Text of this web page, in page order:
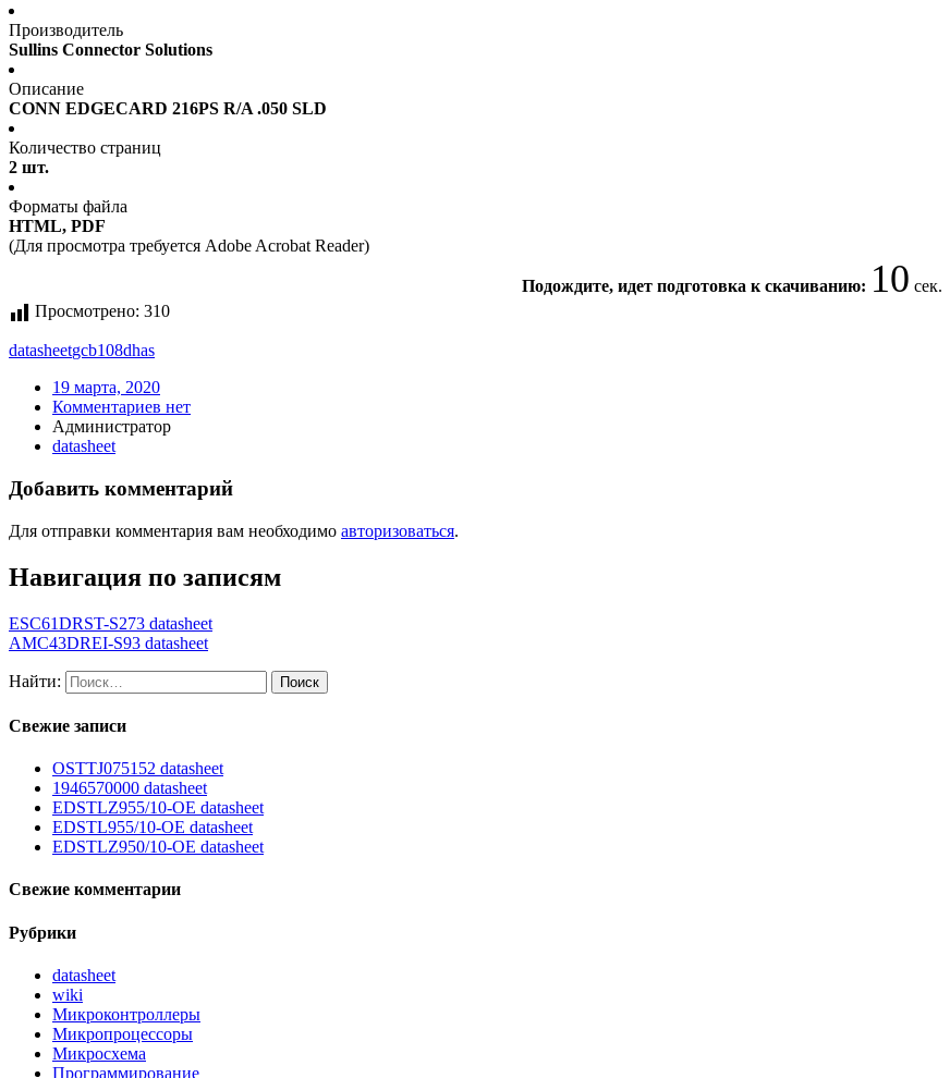
Производитель
Sullins Connector Solutions
Описание
CONN EDGECARD 216PS R/A .050 SLD
Количество страниц
2 шт.
Форматы файла
HTML, PDF
(Для просмотра требуется Adobe Acrobat Reader)
Подождите, идет подготовка к скачиванию: 10 сек.
Просмотрено: 310
datasheetgcb108dhas
19 марта, 2020
Комментариев нет
Администратор
datasheet
Добавить комментарий
Для отправки комментария вам необходимо авторизоваться.
Навигация по записям
ESC61DRST-S273 datasheet
AMC43DREI-S93 datasheet
Найти:
Свежие записи
OSTTJ075152 datasheet
1946570000 datasheet
EDSTLZ955/10-OE datasheet
EDSTL955/10-OE datasheet
EDSTLZ950/10-OE datasheet
Свежие комментарии
Рубрики
datasheet
wiki
Микроконтроллеры
Микропроцессоры
Микросхема
Программирование